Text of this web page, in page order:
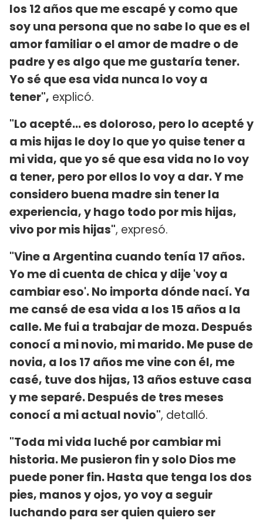
los 12 años que me escapé y como que
soy una persona que no sabe lo que es el
amor familiar o el amor de madre o de
padre y es algo que me gustaría tener.
Yo sé que esa vida nunca lo voy a
tener", explicó.
"Lo acepté... es doloroso, pero lo acepté y
a mis hijas le doy lo que yo quise tener a
mi vida, que yo sé que esa vida no lo voy
a tener, pero por ellos lo voy a dar. Y me
considero buena madre sin tener la
experiencia, y hago todo por mis hijas,
vivo por mis hijas", expresó.
"Vine a Argentina cuando tenía 17 años.
Yo me di cuenta de chica y dije 'voy a
cambiar eso'. No importa dónde nací. Ya
me cansé de esa vida a los 15 años a la
calle. Me fui a trabajar de moza. Después
conocí a mi novio, mi marido. Me puse de
novia, a los 17 años me vine con él, me
casé, tuve dos hijas, 13 años estuve casa
y me separé. Después de tres meses
conocí a mi actual novio", detalló.
"Toda mi vida luché por cambiar mi
historia. Me pusieron fin y solo Dios me
puede poner fin. Hasta que tenga los dos
pies, manos y ojos, yo voy a seguir
luchando para ser quien quiero ser